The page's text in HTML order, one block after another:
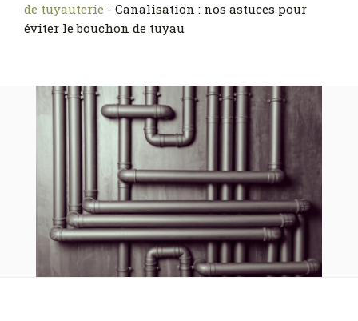
de tuyauterie - Canalisation : nos astuces pour
éviter le bouchon de tuyau